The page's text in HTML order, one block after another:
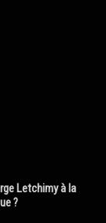
Letchimy à la
?